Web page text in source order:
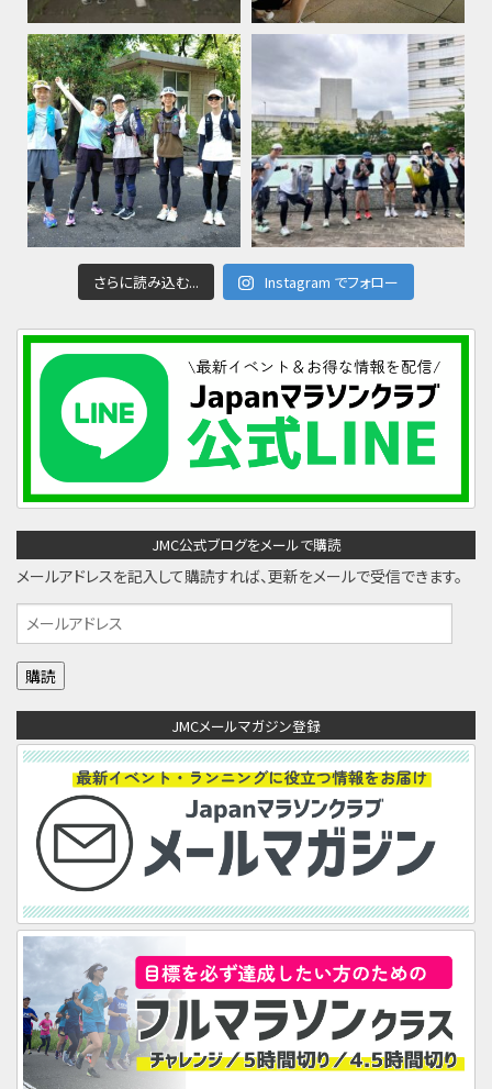
さらに読み込む... Instagram でフォロー
JMC公式ブログをメールで購読
メールアドレスを記入して購読すれば、更新をメールで受信できます。
メ
ー
ル
レ
JMCメールマガジン登録